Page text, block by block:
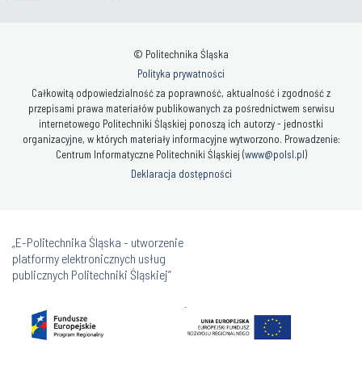
© Politechnika Śląska
Polityka prywatności
Całkowitą odpowiedzialność za poprawność, aktualność i zgodność z
przepisami prawa materiałów publikowanych za pośrednictwem serwisu
internetowego Politechniki Śląskiej ponoszą ich autorzy - jednostki
organizacyjne, w których materiały informacyjne wytworzono. Prowadzenie:
Centrum Informatyczne Politechniki Śląskiej (www@polsl.pl)
Deklaracja dostępności
„E-Politechnika Śląska - utworzenie
platformy elektronicznych usług
publicznych Politechniki Śląskiej”